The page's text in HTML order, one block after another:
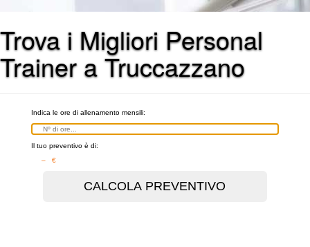
Trova i Migliori Personal
Trainer a Truccazzano
Indica le ore di allenamento mensili:
Il tuo preventivo è di:
– €